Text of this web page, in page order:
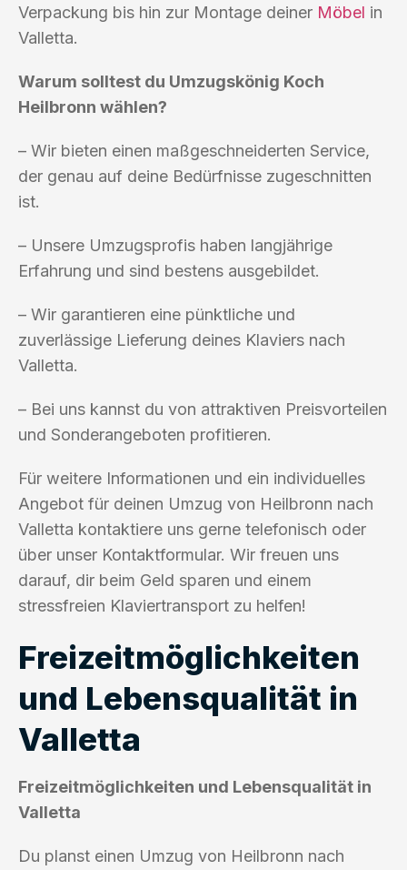
Verpackung bis hin zur Montage deiner Möbel in
Valletta.
Warum solltest du Umzugskönig Koch
Heilbronn wählen?
– Wir bieten einen maßgeschneiderten Service,
der genau auf deine Bedürfnisse zugeschnitten
ist.
– Unsere Umzugsprofis haben langjährige
Erfahrung und sind bestens ausgebildet.
– Wir garantieren eine pünktliche und
zuverlässige Lieferung deines Klaviers nach
Valletta.
– Bei uns kannst du von attraktiven Preisvorteilen
und Sonderangeboten profitieren.
Für weitere Informationen und ein individuelles
Angebot für deinen Umzug von Heilbronn nach
Valletta kontaktiere uns gerne telefonisch oder
über unser Kontaktformular. Wir freuen uns
darauf, dir beim Geld sparen und einem
stressfreien Klaviertransport zu helfen!
Freizeitmöglichkeiten
und Lebensqualität in
Valletta
Freizeitmöglichkeiten und Lebensqualität in
Valletta
Du planst einen Umzug von Heilbronn nach